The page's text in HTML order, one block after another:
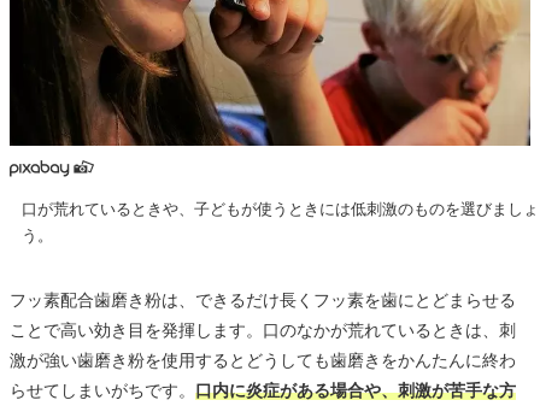
口が荒れているときや、子どもが使うときには低刺激のものを選びましょ
う。
フッ素配合歯磨き粉は、できるだけ長くフッ素を歯にとどまらせる
ことで高い効き目を発揮します。口のなかが荒れているときは、刺
激が強い歯磨き粉を使用するとどうしても歯磨きをかんたんに終わ
らせてしまいがちです。 口内に炎症がある場合や、刺激が苦手な方